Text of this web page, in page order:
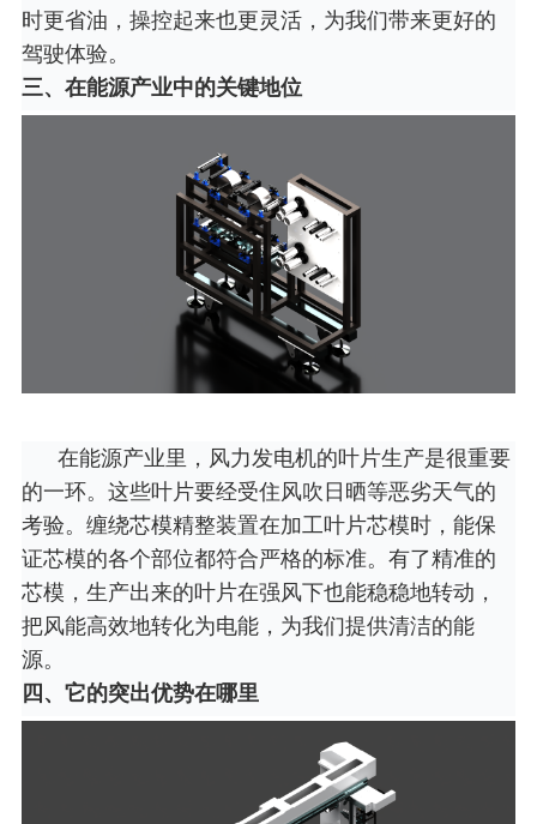
时更省油，操控起来也更灵活，为我们带来更好的
驾驶体验。
三、在能源产业中的关键地位
在能源产业里，风力发电机的叶片生产是很重要
的一环。这些叶片要经受住风吹日晒等恶劣天气的
考验。缠绕芯模精整装置在加工叶片芯模时，能保
证芯模的各个部位都符合严格的标准。有了精准的
芯模，生产出来的叶片在强风下也能稳稳地转动，
把风能高效地转化为电能，为我们提供清洁的能
源。
四、它的突出优势在哪里